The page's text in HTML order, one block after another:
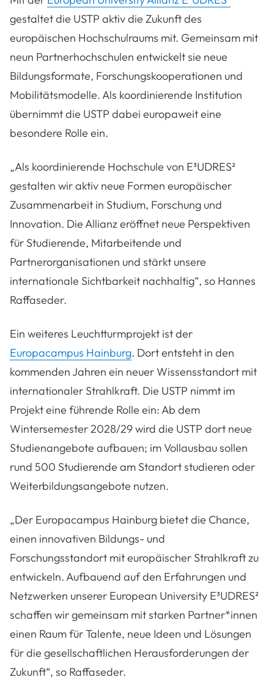
gestaltet die USTP aktiv die Zukunft des
europäischen Hochschulraums mit. Gemeinsam mit
neun Partnerhochschulen entwickelt sie neue
Bildungsformate, Forschungskooperationen und
Mobilitätsmodelle. Als koordinierende Institution
übernimmt die USTP dabei europaweit eine
besondere Rolle ein.
„Als koordinierende Hochschule von E³UDRES²
gestalten wir aktiv neue Formen europäischer
Zusammenarbeit in Studium, Forschung und
Innovation. Die Allianz eröffnet neue Perspektiven
für Studierende, Mitarbeitende und
Partnerorganisationen und stärkt unsere
internationale Sichtbarkeit nachhaltig“, so Hannes
Raffaseder.
Ein weiteres Leuchtturmprojekt ist der
Europacampus Hainburg. Dort entsteht in den
kommenden Jahren ein neuer Wissensstandort mit
internationaler Strahlkraft. Die USTP nimmt im
Projekt eine führende Rolle ein: Ab dem
Wintersemester 2028/29 wird die USTP dort neue
Studienangebote aufbauen; im Vollausbau sollen
rund 500 Studierende am Standort studieren oder
Weiterbildungsangebote nutzen.
„Der Europacampus Hainburg bietet die Chance,
einen innovativen Bildungs- und
Forschungsstandort mit europäischer Strahlkraft zu
entwickeln. Aufbauend auf den Erfahrungen und
Netzwerken unserer European University E³UDRES²
schaffen wir gemeinsam mit starken Partner*innen
einen Raum für Talente, neue Ideen und Lösungen
für die gesellschaftlichen Herausforderungen der
Zukunft“, so Raffaseder.